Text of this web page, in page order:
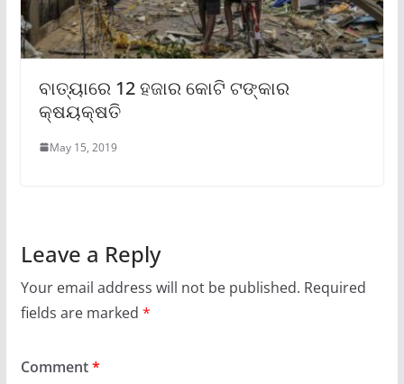
ବାତ୍ୟାରେ 12 ହଜାର କୋଟି ଟଙ୍କାର
କ୍ଷୟକ୍ଷତି
May 15, 2019
Leave a Reply
Your email address will not be published. Required
fields are marked *
Comment*